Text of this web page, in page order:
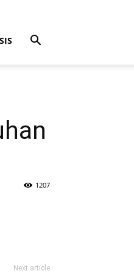
1207
Next article